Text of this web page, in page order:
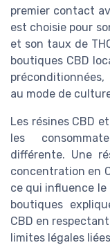
premier contact
est choisie pour
et son taux de
boutiques CBD
au mode de
Les résines CBD
les
différente. Une
concentration en
ce qui influence
boutiques
CBD en
limites légales